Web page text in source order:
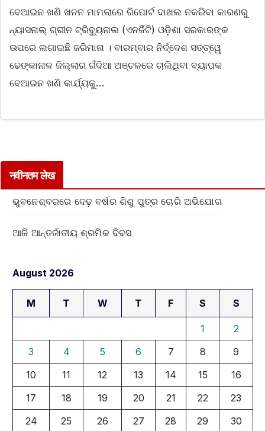
ବେଆଇନ ଖଣି ଖନନ ମାମଲାରେ ରିପୋର୍ଟ ଦାଖଲ ନକରିବା କାରଣରୁ
ନ୍ୟାସନାଲ୍ ଗ୍ରୀନ ଟ୍ରିବ୍ୟୁନାଲ (ଏନର୍ଜିଟି) ଓଡ଼ିଶା ସରକାରଙ୍କ
ଉପରେ ଲଗାଇଛି ଜରିମାନା । ବାରମ୍ବାର ନିର୍ଦ୍ଦେଶ ସତ୍ତ୍ୱେ
ଢେଙ୍କାନାଳ ଜିଲ୍ଲାର ଗଁଦିଆ ଅଞ୍ଚଳରେ ଚାଲିଥିବା ବ୍ୟାପକ
ବେଆଇନ ଖଣି କାର୍ଯ୍ୟକୁ…
नवीनतम लेख
ଭୁବନେଶ୍ବରରେ ଦେଢ଼ ବର୍ଷର ଶିଶୁ ପୁତ୍ର ଚୋରି ଅଭିଯୋଗ
ଆଜି ଆନ୍ତର୍ଜାତୀୟ ଶ୍ରମିକ ଦିବସ
August 2026
M T W T F S S
1
2
3
4 5 6 7 8
9
10
11 12 13 14 15
16
17
18 19 20 21 22
23
24
25 26 27 28 29
30